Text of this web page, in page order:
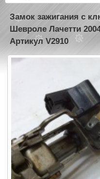
Замок зажигания с
Шевроле Лачетти
Артикул V2910